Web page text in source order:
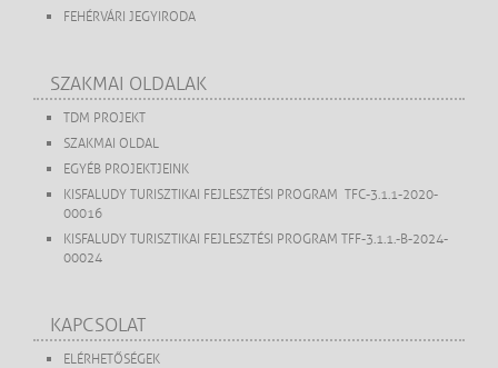
FEHÉRVÁRI JEGYIRODA
SZAKMAI OLDALAK
TDM PROJEKT
SZAKMAI OLDAL
EGYÉB PROJEKTJEINK
KISFALUDY TURISZTIKAI FEJLESZTÉSI PROGRAM TFC-3.1.1-2020-
00016
KISFALUDY TURISZTIKAI FEJLESZTÉSI PROGRAM TFF-3.1.1.-B-2024-
00024
KAPCSOLAT
ELÉRHETŐSÉGEK